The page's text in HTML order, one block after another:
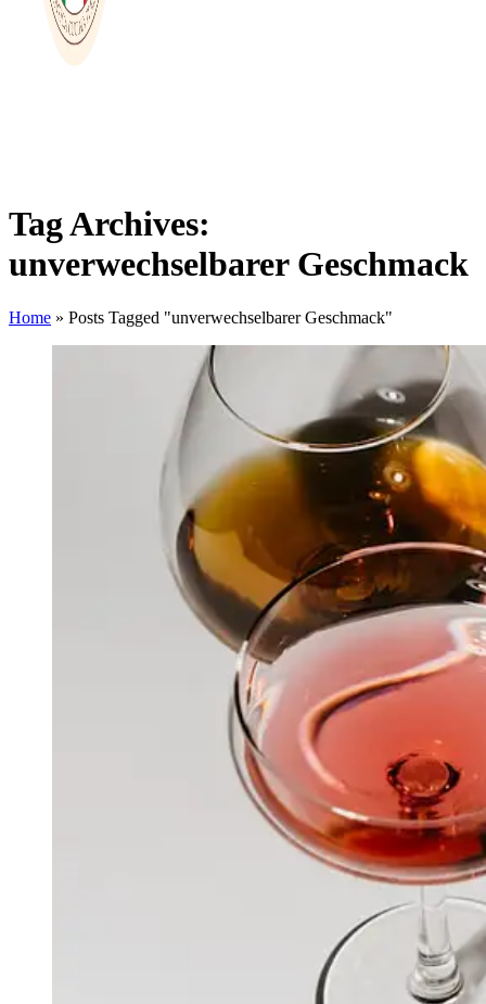
Tag Archives:
unverwechselbarer Geschmack
Home » Posts Tagged "unverwechselbarer Geschmack"